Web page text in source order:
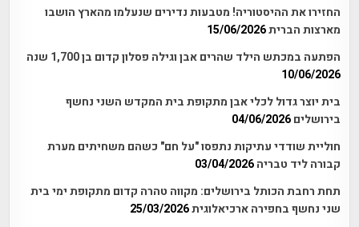
החזירו את ההיסטוריה! מטבעות נדירים שנעלמו מהארץ הושבו
מארצות הברית15/06/2026
הפתעה במכתש הילד שהרים אבן וגילה פסלון קדום בן 1,700 שנה
10/06/2026
בית יוצר גדול לכלי אבן מתקופת בית המקדש השני נחשף
בירושלים 04/06/2026
חוליית שודדי עתיקות נתפסו "על חם" כשהם משחיתים מערת
קבורה ליד טבריה 03/04/2026
תחת רחבת הכותל בירושלים: מקווה טהרה קדום מתקופת ימי בית
שני נחשף בחפירה ארכיאלוגית25/03/2026